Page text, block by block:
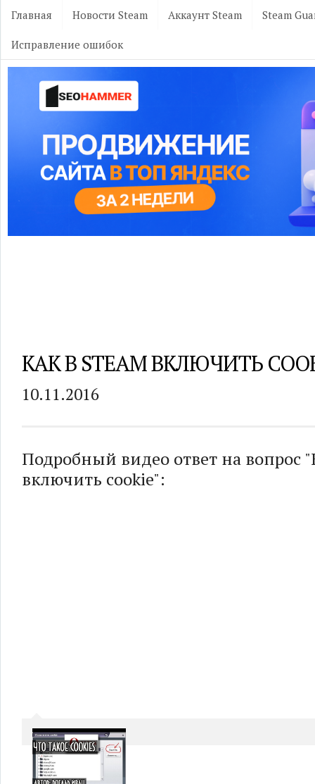
Главная Новости Steam Аккаунт Steam Steam
Исправление ошибок
КАК В STEAM ВКЛЮЧИТЬ
10.11.2016
Подробный видео ответ на вопрос
включить cookie":